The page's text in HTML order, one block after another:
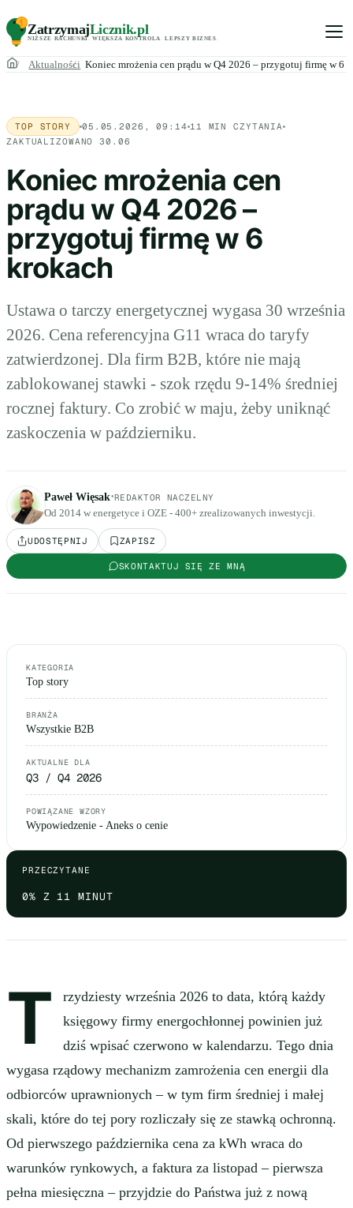
ZatrzymajLicznik.pl
NIŻSZE RACHUNKI. WIĘKSZA KONTROLA LEPSZY BIZNES
Aktualności Koniec mrożenia cen prądu w Q4 2026 – przygotuj firmę w 6
TOP STORY 05.05.2026, 09:14 11 MIN CZYTANIA
ZAKTUALIZOWANO 30.06
Koniec mrożenia cen
prądu w Q4 2026 –
przygotuj firmę w 6
krokach
Ustawa o tarczy energetycznej wygasa 30 września
2026. Cena referencyjna G11 wraca do taryfy
zatwierdzonej. Dla firm B2B, które nie mają
zablokowanej stawki - szok rzędu 9-14% średniej
rocznej faktury. Co zrobić w maju, żeby uniknąć
zaskoczenia w październiku.
Paweł Więsak·REDAKTOR NACZELNY
Od 2014 w energetyce i OZE - 400+ zrealizowanych inwestycji.
UDOSTĘPNIJ ZAPISZ
SKONTAKTUJ SIĘ ZE MNĄ
KATEGORIA
Top story
BRANŻA
Wszystkie B2B
AKTUALNE DLA
Q3 / Q4 2026
POWIĄZANE WZORY
Wypowiedzenie - Aneks o cenie
PRZECZYTANE
0% Z 11 MINUT
T
rzydziesty września 2026 to data, którą każdy
księgowy firmy energochłonnej powinien już
dziś wpisać czerwono w kalendarzu. Tego dnia
wygasa rządowy mechanizm zamrożenia cen energii dla
odbiorców uprawnionych – w tym firm średniej i małej
skali, które do tej pory rozliczały się ze stawką ochronną.
Od pierwszego października cena za kWh wraca do
warunków rynkowych, a faktura za listopad – pierwsza
pełna miesięczna – przyjdzie do Państwa już z nową